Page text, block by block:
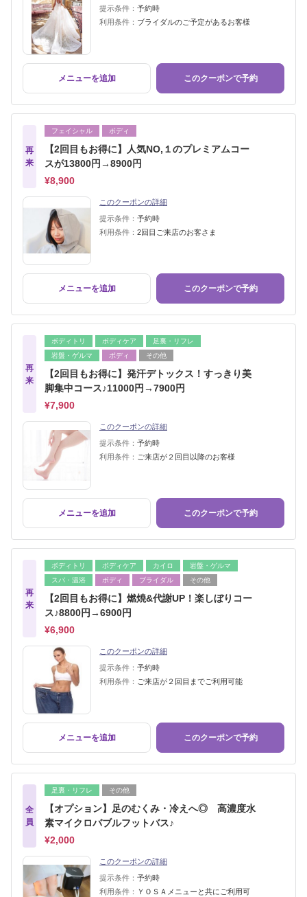
提示条件： 予約時
利用条件： ブライダルのご予定があるお客様
メニューを追加 このクーポンで予約
再
来
フェイシャル ボディ
【2回目もお得に】人気NO,１のプレミアムコー
スが13800円→8900円
¥8,900
このクーポンの詳細
提示条件： 予約時
利用条件： 2回目ご来店のお客さま
メニューを追加 このクーポンで予約
再
来
ボディトリ ボディケア
足裏・リフレ
岩盤・ゲルマ
ボディ その他
【2回目もお得に】発汗デトックス！すっきり美
脚集中コース♪11000円→7900円
¥7,900
このクーポンの詳細
提示条件： 予約時
利用条件： ご来店が２回目以降のお客様
メニューを追加 このクーポンで予約
再
来
ボディトリ ボディケア カイロ
岩盤・ゲルマ
スパ・温浴
ボディ ブライダル その他
【2回目もお得に】燃焼&代謝UP！楽しぼりコー
ス♪8800円→6900円
¥6,900
このクーポンの詳細
提示条件： 予約時
利用条件： ご来店が２回目までご利用可能
メニューを追加 このクーポンで予約
全
員
足裏・リフレ その他
【オプション】足のむくみ・冷えへ◎ 高濃度水
素マイクロバブルフットバス♪
¥2,000
このクーポンの詳細
提示条件： 予約時
利用条件： ＹＯＳＡメニューと共にご利用可